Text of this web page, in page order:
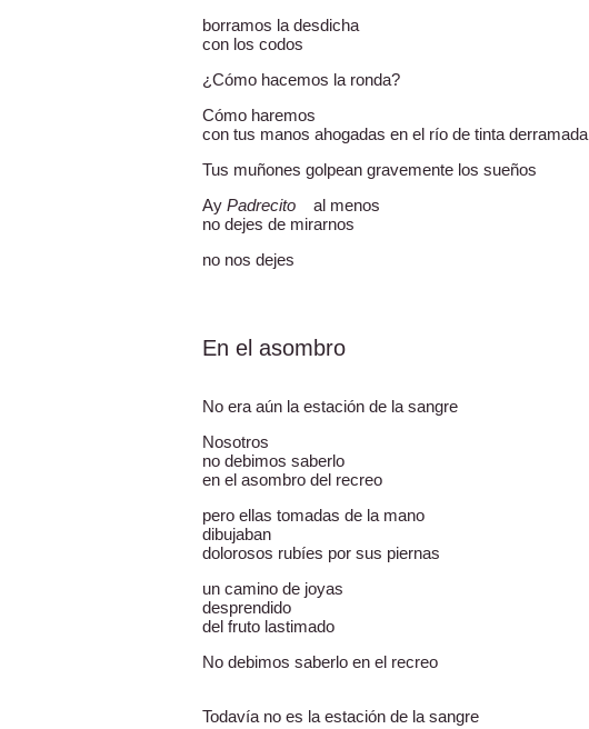
borramos la desdicha
con los codos
¿Cómo hacemos la ronda?
Cómo haremos
con tus manos ahogadas en el río de tinta derramada
Tus muñones golpean gravemente los sueños
Ay Padrecito al menos
no dejes de mirarnos
no nos dejes
En el asombro
No era aún la estación de la sangre
Nosotros
no debimos saberlo
en el asombro del recreo
pero ellas tomadas de la mano
dibujaban
dolorosos rubíes por sus piernas
un camino de joyas
desprendido
del fruto lastimado
No debimos saberlo en el recreo
Todavía no es la estación de la sangre